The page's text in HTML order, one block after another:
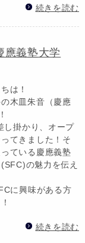
続きを読む
應義塾大学
は！
木皿朱音（慶應
し掛かり、オープ
てきました！そ
ている慶應義塾
の魅力を伝え
に興味がある方
続きを読む